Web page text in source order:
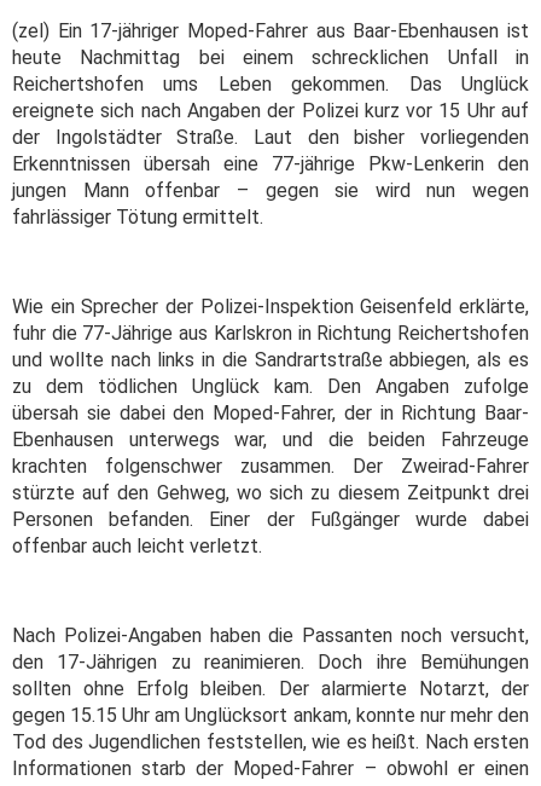
(zel) Ein 17-jähriger Moped-Fahrer aus Baar-Ebenhausen ist
heute Nachmittag bei einem schrecklichen Unfall in
Reichertshofen ums Leben gekommen. Das Unglück
ereignete sich nach Angaben der Polizei kurz vor 15 Uhr auf
der Ingolstädter Straße. Laut den bisher vorliegenden
Erkenntnissen übersah eine 77-jährige Pkw-Lenkerin den
jungen Mann offenbar – gegen sie wird nun wegen
fahrlässiger Tötung ermittelt.
Wie ein Sprecher der Polizei-Inspektion Geisenfeld erklärte,
fuhr die 77-Jährige aus Karlskron in Richtung Reichertshofen
und wollte nach links in die Sandrartstraße abbiegen, als es
zu dem tödlichen Unglück kam. Den Angaben zufolge
übersah sie dabei den Moped-Fahrer, der in Richtung Baar-
Ebenhausen unterwegs war, und die beiden Fahrzeuge
krachten folgenschwer zusammen. Der Zweirad-Fahrer
stürzte auf den Gehweg, wo sich zu diesem Zeitpunkt drei
Personen befanden. Einer der Fußgänger wurde dabei
offenbar auch leicht verletzt.
Nach Polizei-Angaben haben die Passanten noch versucht,
den 17-Jährigen zu reanimieren. Doch ihre Bemühungen
sollten ohne Erfolg bleiben. Der alarmierte Notarzt, der
gegen 15.15 Uhr am Unglücksort ankam, konnte nur mehr den
Tod des Jugendlichen feststellen, wie es heißt. Nach ersten
Informationen starb der Moped-Fahrer – obwohl er einen